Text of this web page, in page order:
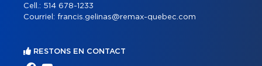
Cell.: 514 678-1233
Courriel: francis.gelinas@remax-quebec.com
RESTONS EN CONTACT